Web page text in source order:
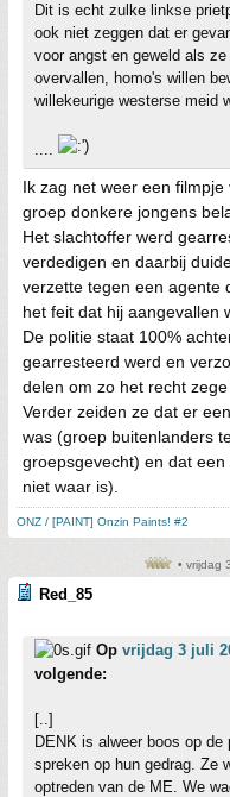
Dit is echt zulke linkse
ook niet zeggen dat er
voor angst en geweld als
overvallen, homo's willen
willekeurige westerse meid
....
Ik zag net weer een
groep donkere jongens
Het slachtoffer werd
verdedigen en daarbij
verzette tegen een agente
het feit dat hij aangevallen
De politie staat 100%
gearresteerd werd en
delen om zo het recht zege
Verder zeiden ze dat er
was (groep buitenlanders
groepsgevecht) en dat
niet waar is).
ONZ / [PAINT] Onzin Paints! #2
• vrijdag
Red_85
Op vrijdag 3 juli
volgende:
[..]
DENK is alweer boos op
spreken op hun gedrag. Ze
optreden van de ME. We